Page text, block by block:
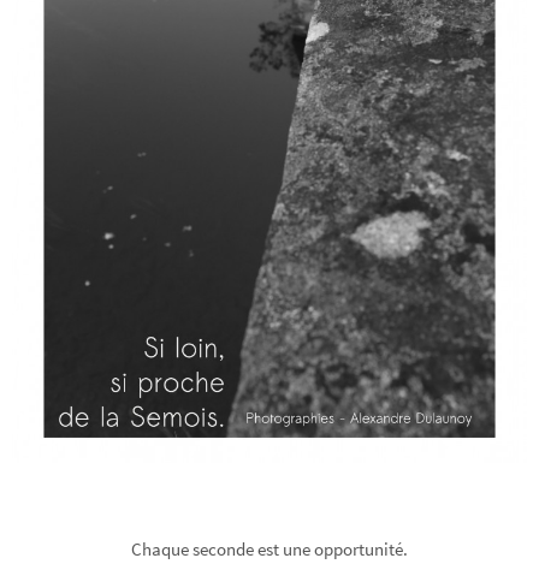
Chaque seconde est une opportunité.